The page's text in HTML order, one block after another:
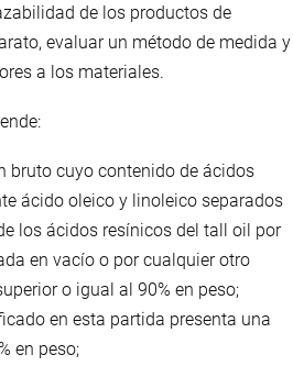
de los productos de
evaluar un método de medida y
a los materiales.
bruto cuyo contenido de ácidos
ácido oleico y linoleico separados
los ácidos resínicos del tall oil por
en vacío o por cualquier otro
o igual al 90% en peso;
en esta partida presenta una
en peso;